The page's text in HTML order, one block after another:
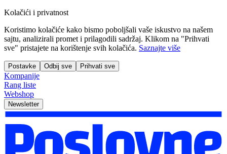
Kolačići i privatnost
Koristimo kolačiće kako bismo poboljšali vaše iskustvo na našem
sajtu, analizirali promet i prilagodili sadržaj. Klikom na "Prihvati
sve" pristajete na korištenje svih kolačića. Saznajte više
Postavke Odbij sve Prihvati sve
Kompanije
Rang liste
Webshop
Newsletter